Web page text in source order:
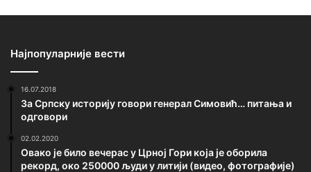
Најпопуларније вести
16.07.2018
За Српску историју говори генерал Симовић… питања и
одговори
02.02.2020
Овако је било вечерас у Црној Гори која је оборила
рекорд, око 250000 људи у литији (видео, фотографије)